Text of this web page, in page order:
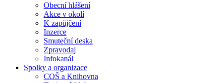
Obecní hlášení
Akce v okolí
K zapůjčení
Inzerce
Smuteční deska
Zpravodaj
Infokanál
Spolky a organizace
COŠ a Knihovna